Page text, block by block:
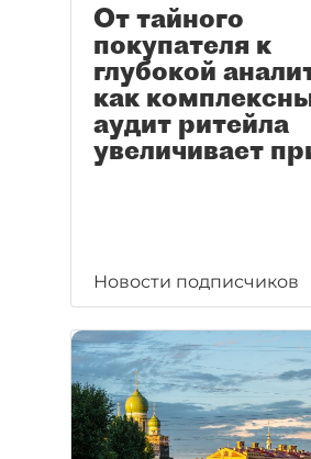
От тайного
покупателя к
глубокой
как
аудит ритейла
увеличивает
Новости подписчиков